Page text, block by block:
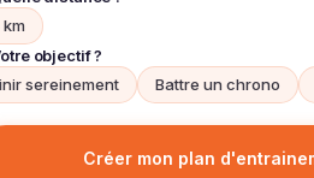
km
objectif ?
sereinement
Battre un chrono
Créer mon plan